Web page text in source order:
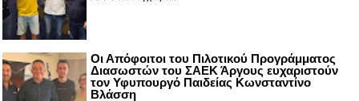
Οι Απόφοιτοι του Πιλοτικού Προγράμματος
Διασωστών του ΣΑΕΚ Άργους ευχαριστούν
τον Υφυπουργό Παιδείας Κωνσταντίνο
Βλάσση